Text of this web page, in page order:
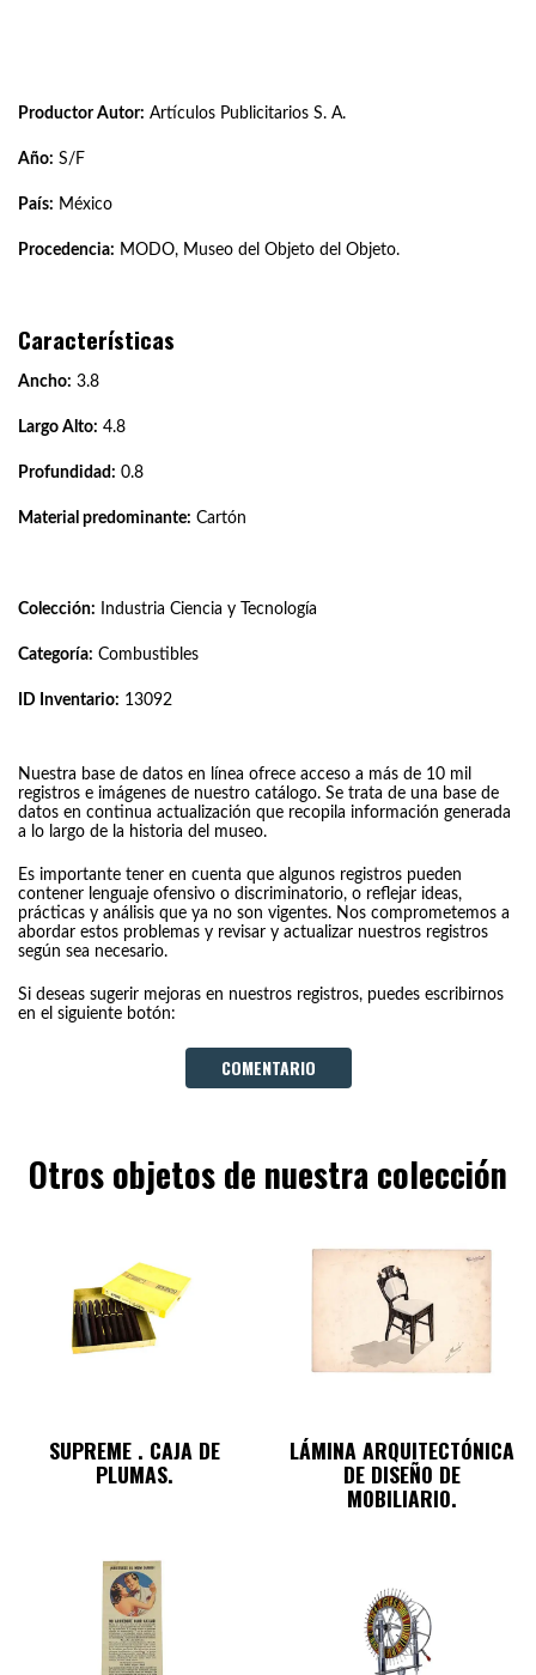
Productor Autor: Artículos Publicitarios S. A.
Año: S/F
País: México
Procedencia: MODO, Museo del Objeto del Objeto.
Características
Ancho: 3.8
Largo Alto: 4.8
Profundidad: 0.8
Material predominante: Cartón
Colección: Industria Ciencia y Tecnología
Categoría: Combustibles
ID Inventario: 13092
Nuestra base de datos en línea ofrece acceso a más de 10 mil
registros e imágenes de nuestro catálogo. Se trata de una base de
datos en continua actualización que recopila información generada
a lo largo de la historia del museo.
Es importante tener en cuenta que algunos registros pueden
contener lenguaje ofensivo o discriminatorio, o reflejar ideas,
prácticas y análisis que ya no son vigentes. Nos comprometemos a
abordar estos problemas y revisar y actualizar nuestros registros
según sea necesario.
Si deseas sugerir mejoras en nuestros registros, puedes escribirnos
en el siguiente botón:
COMENTARIO
Otros objetos de nuestra colección
SUPREME . CAJA DE
PLUMAS.
LÁMINA ARQUITECTÓNICA
DE DISEÑO DE
MOBILIARIO.